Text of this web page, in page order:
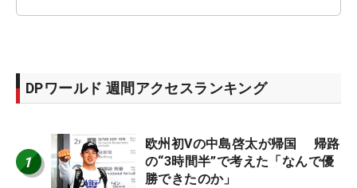
DPワールド 週間アクセスランキング
1
欧州初Vの中島啓太が帰国 帰路
の“3時間半”で考えた「なんで優
勝できたのか」